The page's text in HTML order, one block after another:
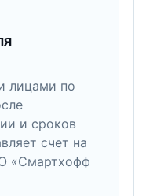
лицами по
и сроков
счет на
«Смартхофф